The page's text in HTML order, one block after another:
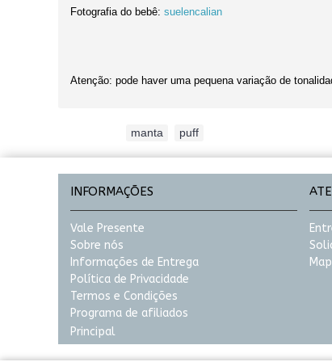
Fotografia do bebê: suelencalian
Atenção: pode haver uma pequena variação de
manta puff
INFORMAÇÕES
Vale Presente
Sobre nós
Informações de Entrega
Política de Privacidade
Termos e Condições
Programa de afiliados
Principal